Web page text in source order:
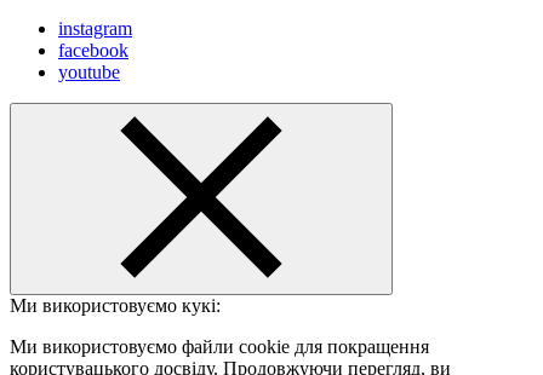
instagram
facebook
youtube
Ми використовуємо кукі:
Ми використовуємо файли cookie для покращення
користувацького досвіду. Продовжуючи перегляд, ви